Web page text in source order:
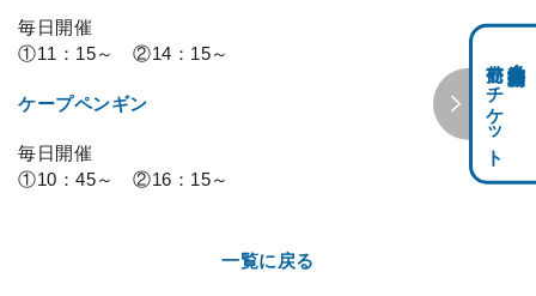
毎日開催
①11：15～ ②14：15～
ケープペンギン
毎日開催
①10：45～ ②16：15～
一覧に戻る
前売りチケット